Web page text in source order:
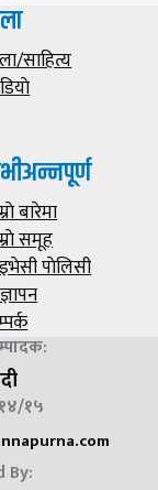
साहित्य
बारेमा
समूह
पाेलिसी
:
१५
By: